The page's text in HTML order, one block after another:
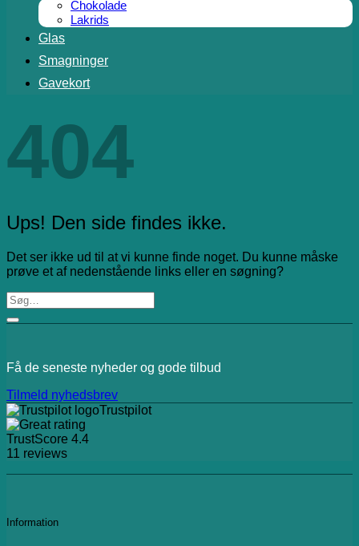
Chokolade
Lakrids
Glas
Smagninger
Gavekort
404
Ups! Den side findes ikke.
Det ser ikke ud til at vi kunne finde noget. Du kunne måske
prøve et af nedenstående links eller en søgning?
Få de seneste nyheder og gode tilbud
Tilmeld nyhedsbrev
Trustpilot
TrustScore 4.4
11 reviews
Information